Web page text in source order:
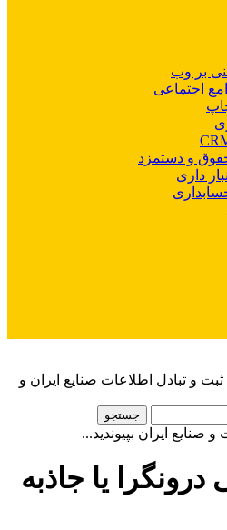
بر وب
اجتماعی
و دستمزد
داری
و تبادل اطلاعات صنایع ایران و
ایران بپیوندید...
درونگرا یا جاذبه